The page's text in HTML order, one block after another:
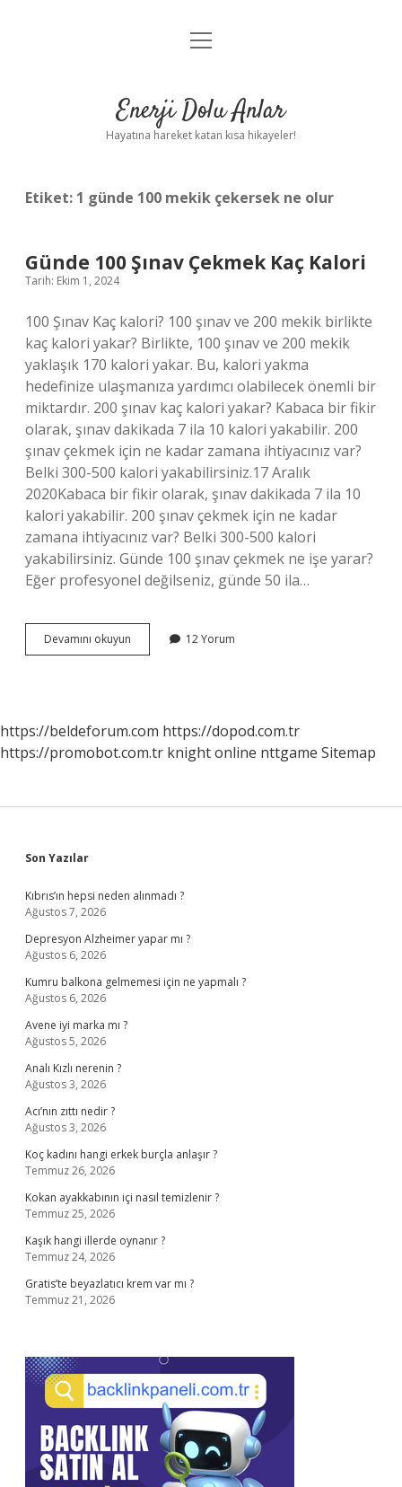
Anasayfa
Yasal Uyarı
menüyü
Enerji Dolu Anlar
Hayatına hareket katan kısa hikayeler!
Etiket: 1 günde 100 mekik çekersek ne olur
Günde 100 Şınav Çekmek Kaç Kalori
Tarih: Ekim 1, 2024
100 Şınav Kaç kalori? 100 şınav ve 200 mekik birlikte
kaç kalori yakar? Birlikte, 100 şınav ve 200 mekik
yaklaşık 170 kalori yakar. Bu, kalori yakma
hedefinize ulaşmanıza yardımcı olabilecek önemli bir
miktardır. 200 şınav kaç kalori yakar? Kabaca bir fikir
olarak, şınav dakikada 7 ila 10 kalori yakabilir. 200
şınav çekmek için ne kadar zamana ihtiyacınız var?
Belki 300-500 kalori yakabilirsiniz.17 Aralık
2020Kabaca bir fikir olarak, şınav dakikada 7 ila 10
kalori yakabilir. 200 şınav çekmek için ne kadar
zamana ihtiyacınız var? Belki 300-500 kalori
yakabilirsiniz. Günde 100 şınav çekmek ne işe yarar?
Eğer profesyonel değilseniz, günde 50 ila…
Devamını okuyun
100
12 Yorum
https://beldeforum.com https://dopod.com.tr
https://promobot.com.tr knight online nttgame Sitemap
Sidebar
Son Yazılar
Kıbrıs’ın hepsi neden alınmadı ?
Ağustos 7, 2026
Depresyon Alzheimer yapar mı ?
Ağustos 6, 2026
Kumru balkona gelmemesi için ne yapmalı ?
Ağustos 6, 2026
Avene iyi marka mı ?
Ağustos 5, 2026
Analı Kızlı nerenin ?
Ağustos 3, 2026
Acı’nın zıttı nedir ?
Ağustos 3, 2026
Koç kadını hangi erkek burçla anlaşır ?
Temmuz 26, 2026
Kokan ayakkabının içi nasıl temizlenir ?
Temmuz 25, 2026
Kaşık hangi illerde oynanır ?
Temmuz 24, 2026
Gratis’te beyazlatıcı krem var mı ?
Temmuz 21, 2026